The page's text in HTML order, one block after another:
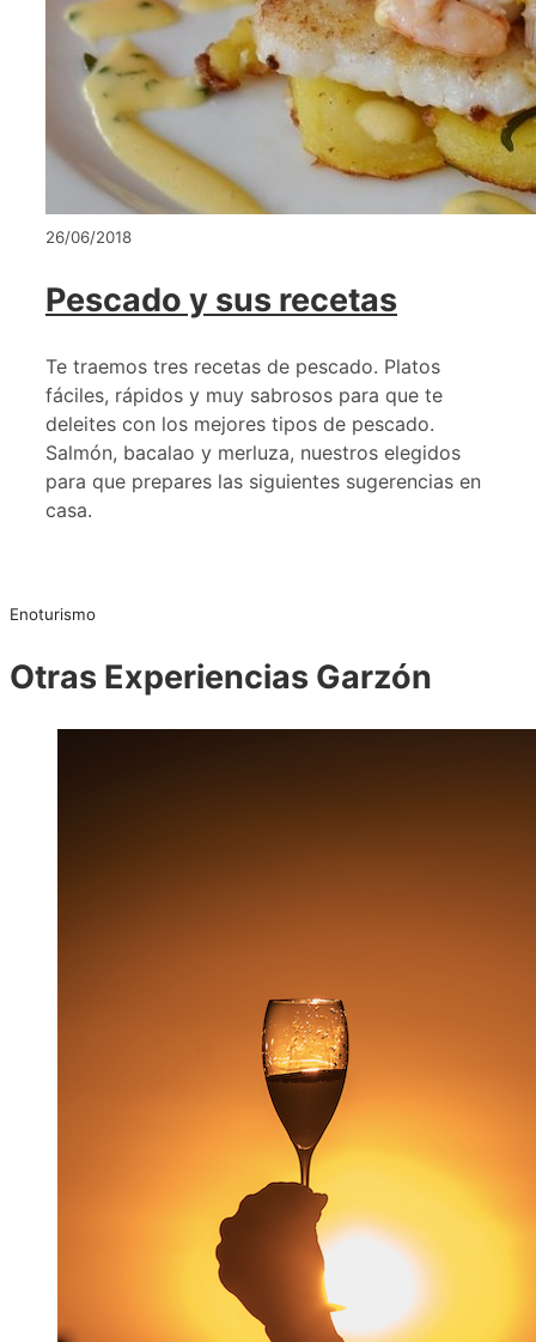
26/06/2018
Pescado y sus recetas
Te traemos tres recetas de pescado. Platos
fáciles, rápidos y muy sabrosos para que te
deleites con los mejores tipos de pescado.
Salmón, bacalao y merluza, nuestros elegidos
para que prepares las siguientes sugerencias en
casa.
Enoturismo
Otras Experiencias Garzón